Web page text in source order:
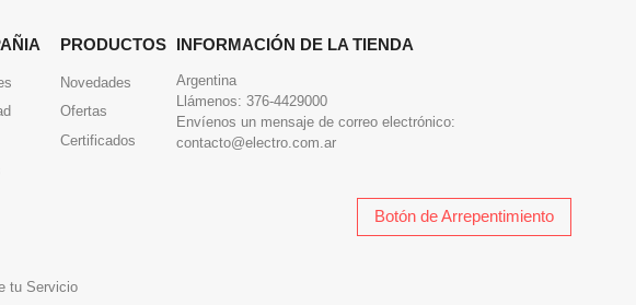
tu Servicio
PRODUCTOS
Novedades
Ofertas
Certificados
INFORMACIÓN DE LA TIENDA
Argentina
Llámenos: 376-4429000
Envíenos un mensaje de correo electrónico:
contacto@electro.com.ar
Botón de Arrepentimiento